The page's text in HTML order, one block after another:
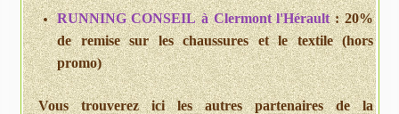
RUNNING CONSEILà Clermont l'Hérault: 20%
de remise sur les chaussures et le textile (hors
promo)
Vous trouverez ici les autres partenaires de la